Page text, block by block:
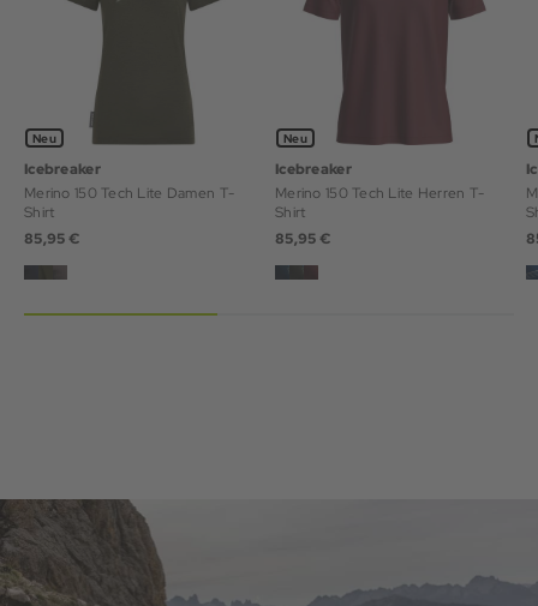
Neu
Icebreaker
Merino 150 Tech Lite Damen T-
Shirt
85,95 €
Neu
Icebreaker
Merino 150 Tech Lite Herren T-
Shirt
85,95 €